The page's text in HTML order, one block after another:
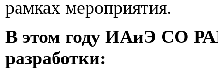
рамках мероприятия.
В этом году ИАиЭ СО
разработки: